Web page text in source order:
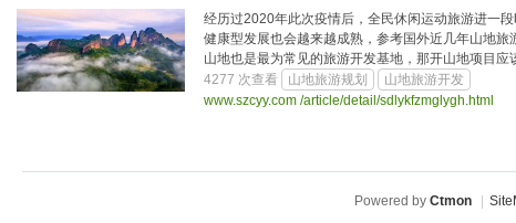
经历过2020年此次疫情后，全民休闲运动旅游进一
健康型发展也会越来越成熟，参考国外近几年山地
山地也是最为常见的旅游开发基地，那开山地项目应
4277 次查看
山地旅游规划
山地旅游开发
www.szcyy.com /article/detail/
Powered by Ctmon